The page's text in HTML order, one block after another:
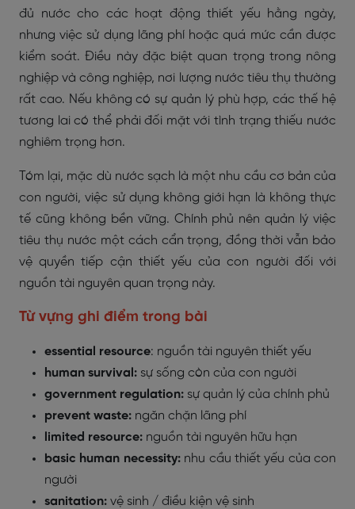
đủ nước cho các hoạt động thiết yếu hằng ngày,
nhưng việc sử dụng lãng phí hoặc quá mức cần được
kiểm soát. Điều này đặc biệt quan trọng trong nông
nghiệp và công nghiệp, nơi lượng nước tiêu thụ thường
rất cao. Nếu không có sự quản lý phù hợp, các thế hệ
tương lai có thể phải đối mặt với tình trạng thiếu nước
nghiêm trọng hơn.
Tóm lại, mặc dù nước sạch là một nhu cầu cơ bản của
con người, việc sử dụng không giới hạn là không thực
tế cũng không bền vững. Chính phủ nên quản lý việc
tiêu thụ nước một cách cẩn trọng, đồng thời vẫn bảo
vệ quyền tiếp cận thiết yếu của con người đối với
nguồn tài nguyên quan trọng này.
Từ vựng ghi điểm trong bài
essential resource: nguồn tài nguyên thiết yếu
human survival: sự sống còn của con người
government regulation: sự quản lý của chính phủ
prevent waste: ngăn chặn lãng phí
limited resource: nguồn tài nguyên hữu hạn
basic human necessity: nhu cầu thiết yếu của con
người
sanitation: vệ sinh / điều kiện vệ sinh